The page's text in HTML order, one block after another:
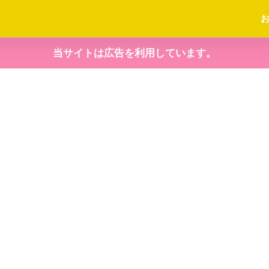
当サイトは広告を利用しています。